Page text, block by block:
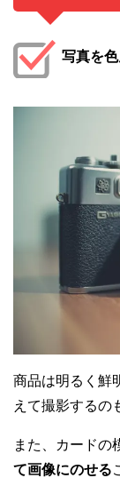
写真を
商品は明るく鮮
えて撮影するの
また、カードの
て画像にのせる